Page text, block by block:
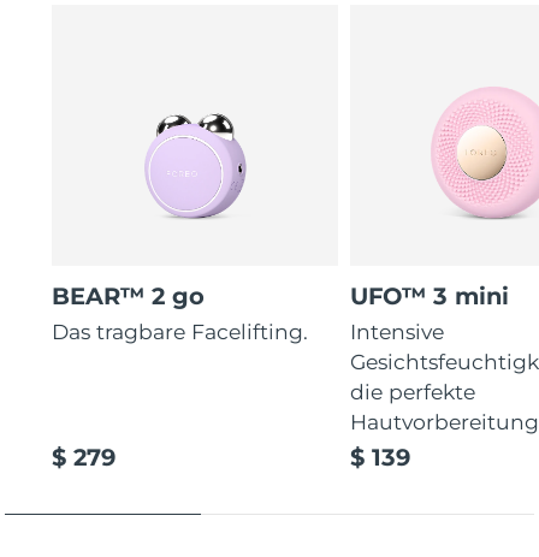
BEAR™ 2 go
Das tragbare Facelifting.
$ 279
UFO™ 3 mini
Intensive
die perfekte
Hautvorbereitung
$ 139